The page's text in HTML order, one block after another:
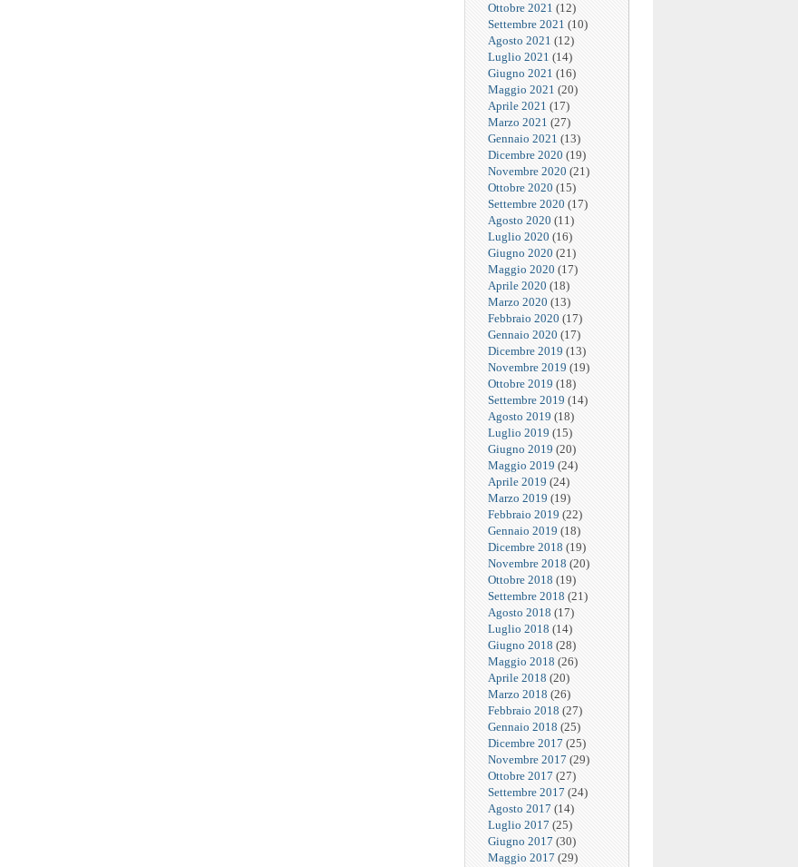
Ottobre 2021 (12)
Settembre 2021 (10)
Agosto 2021 (12)
Luglio 2021 (14)
Giugno 2021 (16)
Maggio 2021 (20)
Aprile 2021 (17)
Marzo 2021 (27)
Gennaio 2021 (13)
Dicembre 2020 (19)
Novembre 2020 (21)
Ottobre 2020 (15)
Settembre 2020 (17)
Agosto 2020 (11)
Luglio 2020 (16)
Giugno 2020 (21)
Maggio 2020 (17)
Aprile 2020 (18)
Marzo 2020 (13)
Febbraio 2020 (17)
Gennaio 2020 (17)
Dicembre 2019 (13)
Novembre 2019 (19)
Ottobre 2019 (18)
Settembre 2019 (14)
Agosto 2019 (18)
Luglio 2019 (15)
Giugno 2019 (20)
Maggio 2019 (24)
Aprile 2019 (24)
Marzo 2019 (19)
Febbraio 2019 (22)
Gennaio 2019 (18)
Dicembre 2018 (19)
Novembre 2018 (20)
Ottobre 2018 (19)
Settembre 2018 (21)
Agosto 2018 (17)
Luglio 2018 (14)
Giugno 2018 (28)
Maggio 2018 (26)
Aprile 2018 (20)
Marzo 2018 (26)
Febbraio 2018 (27)
Gennaio 2018 (25)
Dicembre 2017 (25)
Novembre 2017 (29)
Ottobre 2017 (27)
Settembre 2017 (24)
Agosto 2017 (14)
Luglio 2017 (25)
Giugno 2017 (30)
Maggio 2017 (29)